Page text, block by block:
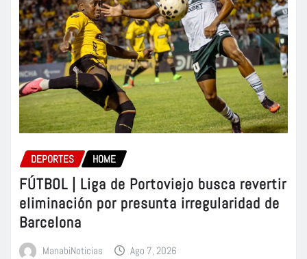
DEPORTES HOME
FÚTBOL | Liga de Portoviejo busca revertir
eliminación por presunta irregularidad de
Barcelona
ManabiNoticias Ago 7, 2026